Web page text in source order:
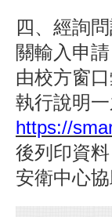
四、經詢
關輸入申
由校方窗
執行說明
https://
後列印資
安衛中心